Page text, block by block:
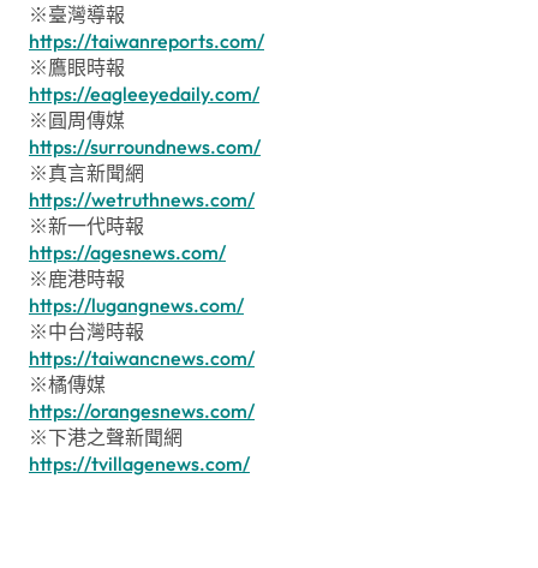
※臺灣導報
https://taiwanreports.com/
※鷹眼時報
https://eagleeyedaily.com/
※圓周傳媒
https://surroundnews.com/
※真言新聞網
https://wetruthnews.com/
※新一代時報
https://agesnews.com/
※鹿港時報
https://lugangnews.com/
※中台灣時報
https://taiwancnews.com/
※橘傳媒
https://orangesnews.com/
※下港之聲新聞網
https://tvillagenews.com/